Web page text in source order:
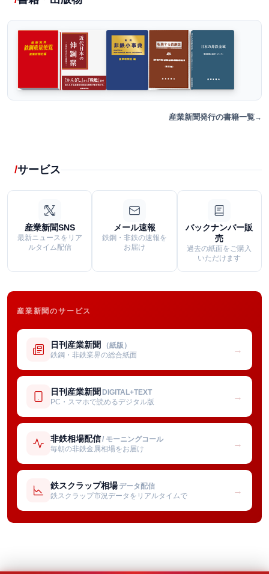
産業新聞発行の書籍一覧
サービス
産業新聞SNS
最新ニュースをリア
ルタイム配信
メール速報
鉄鋼・非鉄の速報を
お届け
バックナンバー販
売
過去の紙面をご購入
いただけます
産業新聞のサービス
日刊産業新聞 （紙版）
鉄鋼・非鉄業界の総合紙面
→
日刊産業新聞 DIGITAL+TEXT
PC・スマホで読めるデジタル版
→
非鉄相場配信/ モーニングコール
毎朝の非鉄金属相場をお届け
→
鉄スクラップ相場 データ配信
鉄スクラップ市況データをリアルタイムで
→